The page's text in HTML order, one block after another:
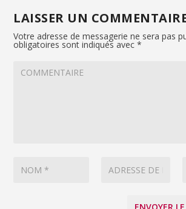
LAISSER UN
Votre adresse de messagerie ne sera pas
obligatoires sont indiqués avec*